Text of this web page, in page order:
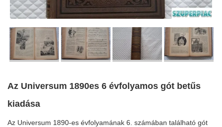
Az Universum 1890es 6 évfolyamos gót betűs
kiadása
Az Universum 1890-es évfolyamának 6. számában található gót